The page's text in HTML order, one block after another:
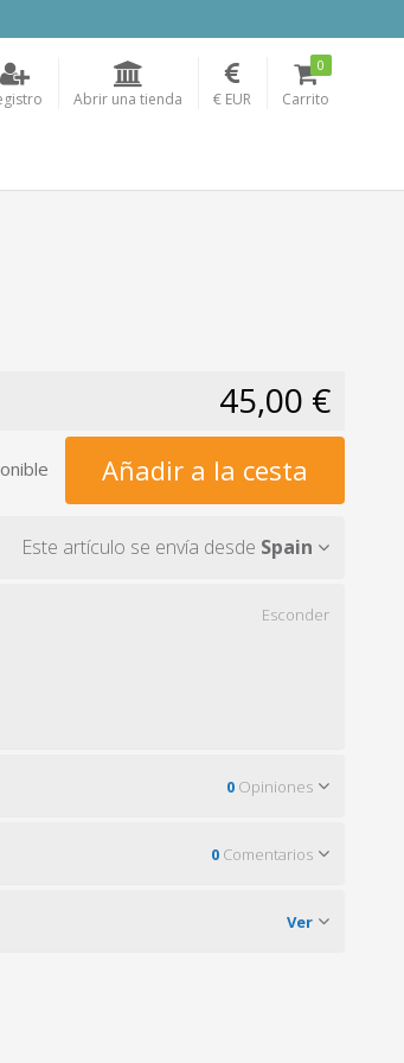
Abrir una tienda € EUR Carrito
0
45,00 €
Añadir a la cesta
Este artículo se envía desde Spain
Esconder
0 Opiniones
0 Comentarios
Ver